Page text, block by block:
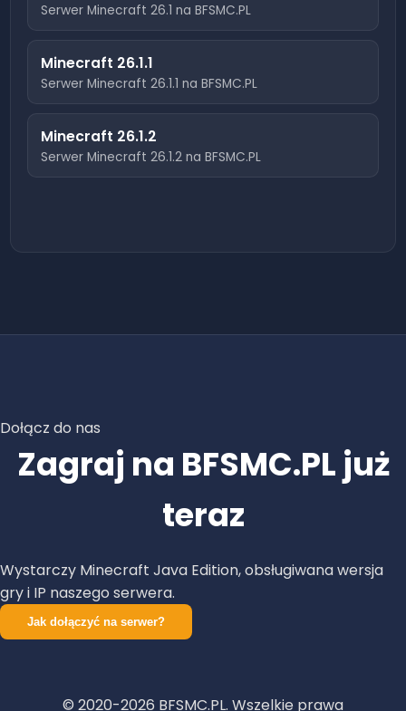
Serwer Minecraft26.1 na BFSMC.PL
Minecraft 26.1.1
Serwer Minecraft26.1.1 na BFSMC.PL
Minecraft 26.1.2
Serwer Minecraft26.1.2 na BFSMC.PL
Dołącz do nas
Zagraj na BFSMC.PL już
teraz
Wystarczy Minecraft Java Edition, obsługiwana wersja
gry i IP naszego serwera.
Jak dołączyć na serwer?
© 2020-2026 BFSMC.PL. Wszelkie prawa